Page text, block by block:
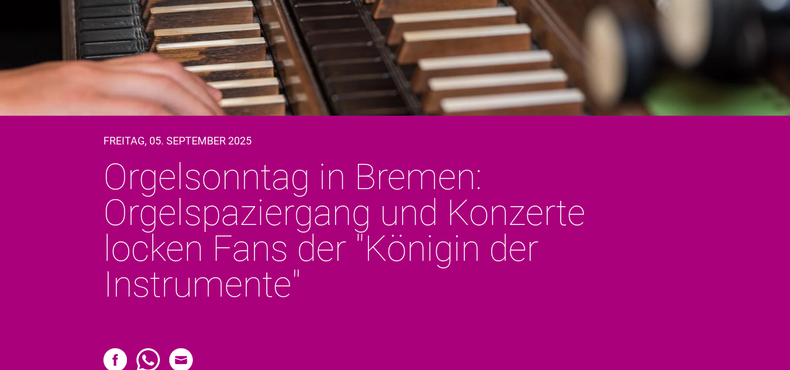
FREITAG, 05. SEPTEMBER 2025
Orgelsonntag in Bremen:
Orgelspaziergang und Konzerte
locken Fans der "Königin der
Instrumente"